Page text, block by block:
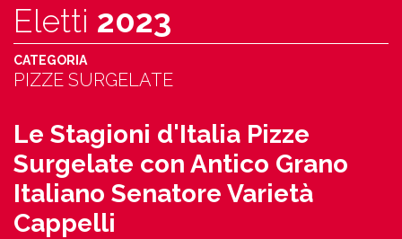
Eletti 2023
CATEGORIA
PIZZE SURGELATE
Le Stagioni d'Italia Pizze
Surgelate con Antico Grano
Italiano Senatore Varietà
Cappelli